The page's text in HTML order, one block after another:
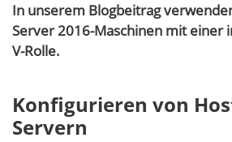
In unserem Blogbeitrag
Server 2016-Maschinen mit einer
V-Rolle.
Konfigurieren von
Servern